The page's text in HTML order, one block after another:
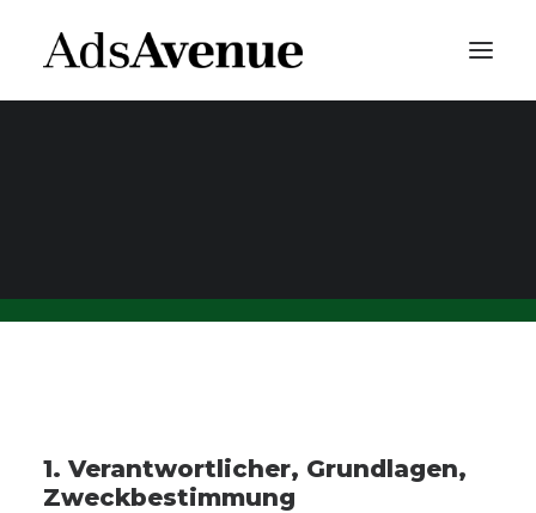
1. Verantwortlicher, Grundlagen,
Zweckbestimmung